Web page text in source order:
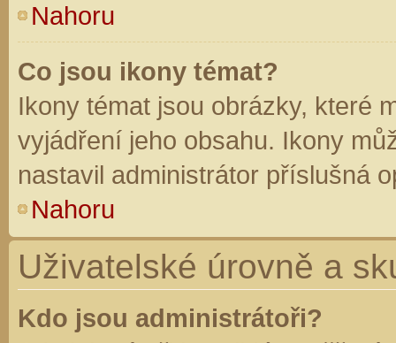
Nahoru
Co jsou ikony témat?
Ikony témat jsou obrázky, které
vyjádření jeho obsahu. Ikony
nastavil administrátor příslušná
Nahoru
Uživatelské úrovně a
Kdo jsou administrátoři?